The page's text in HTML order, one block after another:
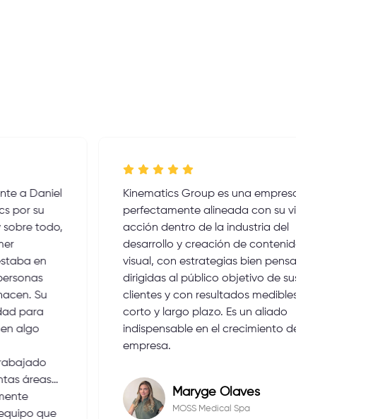
Kinematics Group es una empresa
perfectamente alineada con su visión y
acción dentro de la industria del
desarrollo y creación de contenido
visual, con estrategias bien pensadas,
dirigidas al público objetivo de sus
clientes y con resultados medibles en el
corto y largo plazo. Es un aliado
indispensable en el crecimiento de toda
Maryge Olaves
MOSS Medical Spa